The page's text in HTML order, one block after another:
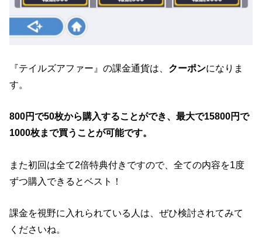
『テイルズアファー』の課金通貨は、 クーポンになりま
す。
800円で50枚から購入することができ、最大で15800円で
1000枚まで買うことが可能です。
また初回は全て2倍特典付きですので、全ての内容を1度
ずつ購入できるとベスト！
課金を視野に入れられている人は、ぜひ検討されてみて
くださいね。